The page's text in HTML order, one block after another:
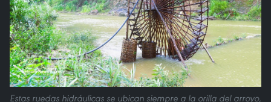
Estas ruedas hidráulicas se ubican siempre a la orilla del arroyo,